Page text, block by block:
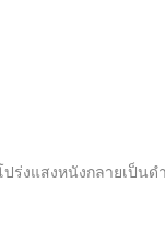
ร่งแสงหนังกลายเป็นด